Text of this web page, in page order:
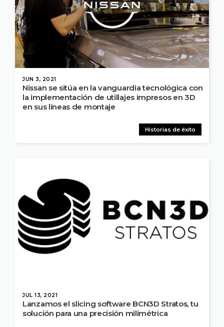
JUN 3, 2021
Historias de éxito
Nissan se sitúa en la vanguardia tecnológica con
la implementación de utillajes impresos en 3D
en sus líneas de montaje
JUL 13, 2021
Lanzamos el slicing software BCN3D Stratos, tu
solución para una precisión milimétrica